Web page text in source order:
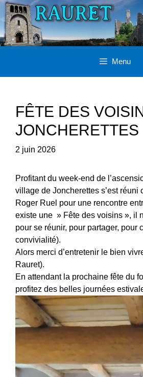
Aller
au
contenu
Menu
FÊTE DES
JONCHERETTES
2 juin 2026
Profitant du week-end de
village de Joncherettes s’est réuni
Roger Ruel pour une rencontre
existe une » Fête des voisins », il
pour se réunir, pour partager, pour
convivialité).
Alors merci d’entretenir le bien
Rauret).
En attendant la prochaine fête du
profitez des belles journées